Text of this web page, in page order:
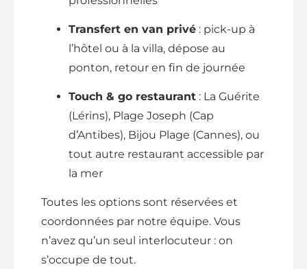
Transfert en van privé : pick-up à
l’hôtel ou à la villa, dépose au
ponton, retour en fin de journée
Touch & go restaurant : La Guérite
(Lérins), Plage Joseph (Cap
d’Antibes), Bijou Plage (Cannes), ou
tout autre restaurant accessible par
la mer
Toutes les options sont réservées et
coordonnées par notre équipe. Vous
n’avez qu’un seul interlocuteur : on
s’occupe de tout.